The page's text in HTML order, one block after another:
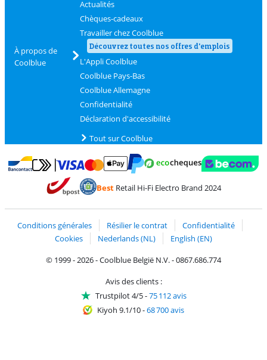
À propos de
Coolblue
Actualités
Chèques-cadeaux
Travailler chez Coolblue
Découvrez toutes nos offres d'emplois
L'Appli Coolblue
Coolblue Pays-Bas
Coolblue Allemagne
Confidentialité
Déclaration d'accessibilité
Tout sur Coolblue
Payer avec Bancontact
Payer avec MasterCard et Visa via ClickToPay
BestRetail Hi-Fi Electro Brand 2024
Conditions générales Résilier le contrat
Confidentialité
Cookies
Nederlands (NL)
English (EN)
© 1999 - 2026 - Coolblue België N.V. - 0867.686.774
Avis des clients :
Trustpilot 4/5-75 112 avis
Kiyoh 9.1/10-68 700 avis